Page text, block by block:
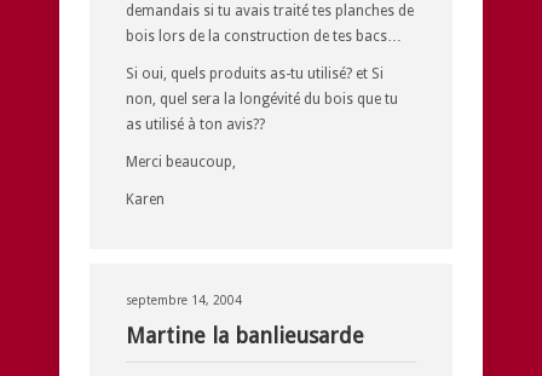
demandais si tu avais traité tes planches de
bois lors de la construction de tes bacs…
Si oui, quels produits as-tu utilisé? et Si
non, quel sera la longévité du bois que tu
as utilisé à ton avis??
Merci beaucoup,
Karen
septembre 14, 2004
Martine la banlieusarde